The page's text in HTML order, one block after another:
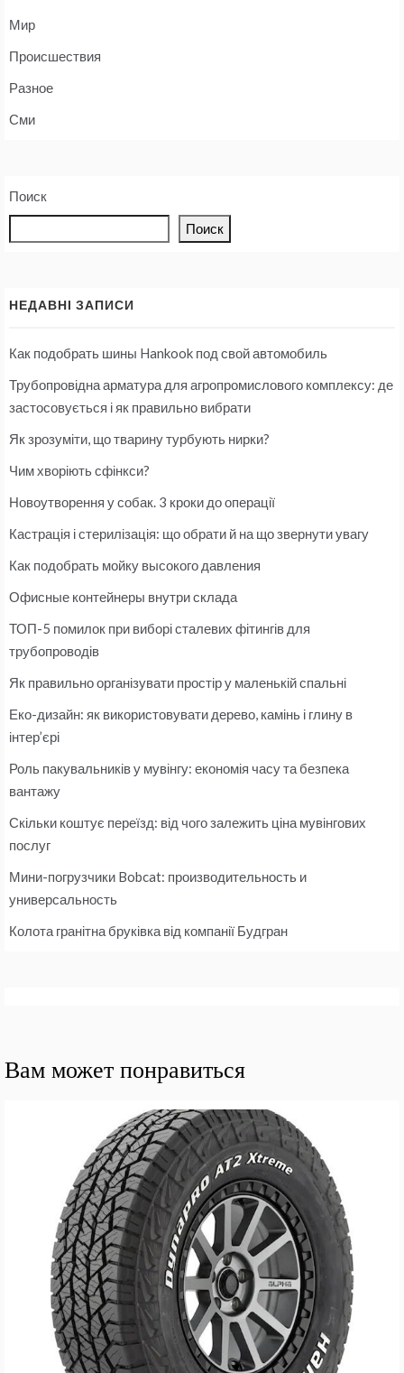
Мир
Происшествия
Разное
Сми
Поиск
Поиск
НЕДАВНІ ЗАПИСИ
Как подобрать шины Hankook под свой автомобиль
Трубопровідна арматура для агропромислового комплексу: де
застосовується і як правильно вибрати
Як зрозуміти, що тварину турбують нирки?
Чим хворіють сфінкси?
Новоутворення у собак. 3 кроки до операції
Кастрація і стерилізація: що обрати й на що звернути увагу
Как подобрать мойку высокого давления
Офисные контейнеры внутри склада
ТОП-5 помилок при виборі сталевих фітингів для
трубопроводів
Як правильно організувати простір у маленькій спальні
Еко-дизайн: як використовувати дерево, камінь і глину в
інтер’єрі
Роль пакувальників у мувінгу: економія часу та безпека
вантажу
Скільки коштує переїзд: від чого залежить ціна мувінгових
послуг
Мини-погрузчики Bobcat: производительность и
универсальность
Колота гранітна бруківка від компанії Будгран
Вам может понравиться